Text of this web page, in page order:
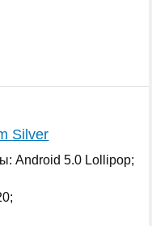
Silver
Android 5.0 Lollipop;